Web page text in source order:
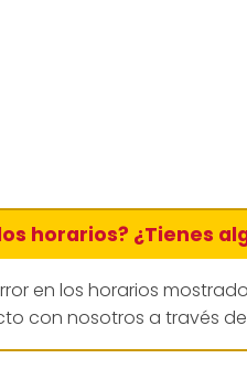
horarios? ¿Tienes
en los horarios
con nosotros a través